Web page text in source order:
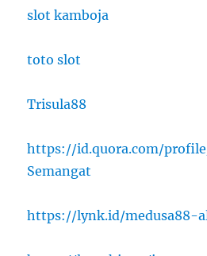
slot kamboja
toto slot
Trisula88
https://id.quora.com/
Semangat
https://lynk.id/medusa88-